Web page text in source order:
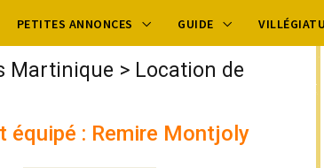
PETITES ANNONCES GUIDE
Martinique > Location de
équipé : Remire Montjoly